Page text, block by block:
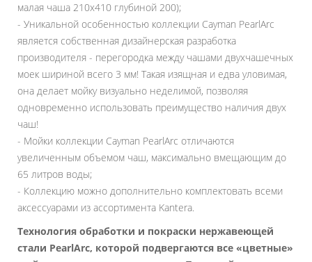
малая чаша 210х410 глубиной 200);
- Уникальной особенностью коллекции Cayman PearlArc
является собственная дизайнерская разработка
производителя - перегородка между чашами двухчашечных
моек шириной всего 3 мм! Такая изящная и едва уловимая,
она делает мойку визуально неделимой, позволяя
одновременно использовать преимущество наличия двух
чаш!
- Мойки коллекции Cayman PearlArc отличаются
увеличенным объемом чаш, максимально вмещающим до
65 литров воды;
- Коллекцию можно дополнительно комплектовать всеми
аксессуарами из ассортимента Kantera.
Технология обработки и покраски нержавеющей
стали PearlArc, которой подвергаются все «цветные»